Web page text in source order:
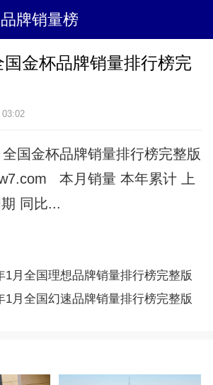
品牌销量榜
国金杯品牌销量排行榜完
国金杯品牌销量排行榜完整版
本月销量 本年累计 上
同比...
1月全国理想品牌销量排行榜完整版
1月全国幻速品牌销量排行榜完整版